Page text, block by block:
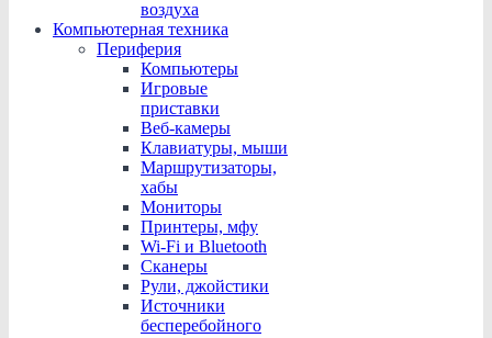
воздуха
Компьютерная техника
Периферия
Компьютеры
Игровые
приставки
Веб-камеры
Клавиатуры, мыши
Маршрутизаторы,
хабы
Мониторы
Принтеры, мфу
Wi-Fi и Bluetooth
Сканеры
Рули, джойстики
Источники
бесперебойного